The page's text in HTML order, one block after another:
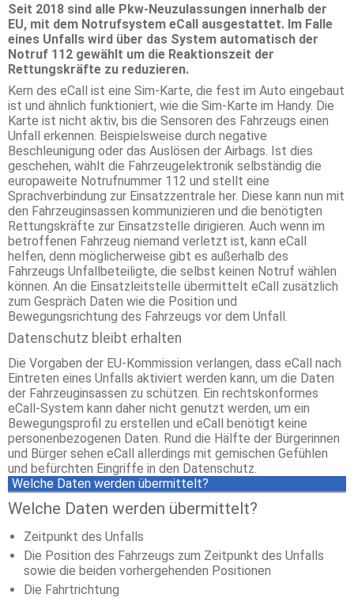
Seit 2018 sind alle Pkw-Neuzulassungen innerhalb der
EU, mit dem Notrufsystem eCall ausgestattet. Im Falle
eines Unfalls wird über das System automatisch der
Notruf 112 gewählt um die Reaktionszeit der
Rettungskräfte zu reduzieren.
Kern des eCall ist eine Sim-Karte, die fest im Auto eingebaut
ist und ähnlich funktioniert, wie die Sim-Karte im Handy. Die
Karte ist nicht aktiv, bis die Sensoren des Fahrzeugs einen
Unfall erkennen. Beispielsweise durch negative
Beschleunigung oder das Auslösen der Airbags. Ist dies
geschehen, wählt die Fahrzeugelektronik selbständig die
europaweite Notrufnummer 112 und stellt eine
Sprachverbindung zur Einsatzzentrale her. Diese kann nun mit
den Fahrzeuginsassen kommunizieren und die benötigten
Rettungskräfte zur Einsatzstelle dirigieren. Auch wenn im
betroffenen Fahrzeug niemand verletzt ist, kann eCall
helfen, denn möglicherweise gibt es außerhalb des
Fahrzeugs Unfallbeteiligte, die selbst keinen Notruf wählen
können. An die Einsatzleitstelle übermittelt eCall zusätzlich
zum Gespräch Daten wie die Position und
Bewegungsrichtung des Fahrzeugs vor dem Unfall.
Datenschutz bleibt erhalten
Die Vorgaben der EU-Kommission verlangen, dass eCall nach
Eintreten eines Unfalls aktiviert werden kann, um die Daten
der Fahrzeuginsassen zu schützen. Ein rechtskonformes
eCall-System kann daher nicht genutzt werden, um ein
Bewegungsprofil zu erstellen und eCall benötigt keine
personenbezogenen Daten. Rund die Hälfte der Bürgerinnen
und Bürger sehen eCall allerdings mit gemischen Gefühlen
und befürchten Eingriffe in den Datenschutz.
Welche Daten werden übermittelt?
Welche Daten werden übermittelt?
Zeitpunkt des Unfalls
Die Position des Fahrzeugs zum Zeitpunkt des Unfalls
sowie die beiden vorhergehenden Positionen
Die Fahrtrichtung